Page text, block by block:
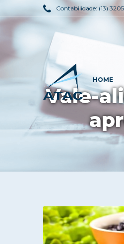
Contabilidade: (13)
HOME
Vale-